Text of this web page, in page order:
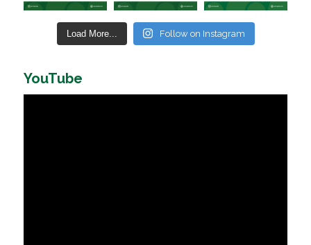
Load More... Follow on Instagram
YouTube